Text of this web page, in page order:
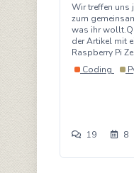
Wir treffen uns
zum
was ihr
der Artikel mit
Raspberry Pi
Coding
19 8